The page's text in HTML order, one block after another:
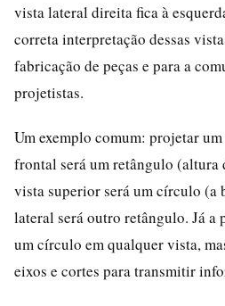
vista lateral direita fica à
correta interpretação dessas
fabricação de peças e para a
projetistas.
Um exemplo comum: projetar
frontal será um retângulo
vista superior será um círculo (a
lateral será outro retângulo. Já a
um círculo em qualquer vista,
eixos e cortes para transmitir